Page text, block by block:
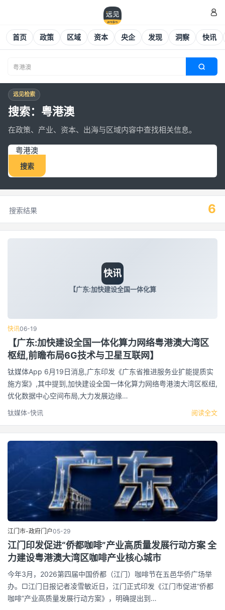

首页 政策 区域 资本 央企 发现 洞察 快讯

远见检索
搜索：粤港澳
在政策、产业、资本、出海与区域内容中查找相关信息。
搜索
搜索结果 6
快讯
【广东:加快建设全国一体化算
快讯06-19
【广东:加快建设全国一体化算力网络粤港澳大湾区
枢纽,前瞻布局6G技术与卫星互联网】
钛媒体App 6月19日消息,广东印发《广东省推进服务业扩能提质实
施方案》,其中提到,加快建设全国一体化算力网络粤港澳大湾区枢纽,
优化数据中心空间布局,大力发展边缘…
钛媒体-快讯 阅读全文
江门市-政府门户05-29
江门印发促进“侨都咖啡”产业高质量发展行动方案 全
力建设粤港澳大湾区咖啡产业核心城市
今年3月，2026第四届中国侨都（江门）咖啡节在五邑华侨广场举
办。□江门日报记者凌雪敏近日，江门正式印发《江门市促进“侨都
咖啡”产业高质量发展行动方案》，明确提出到…